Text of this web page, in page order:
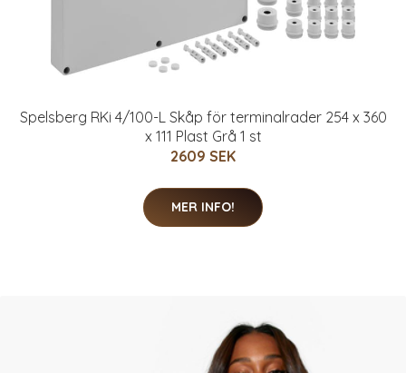
Spelsberg RKi 4/100-L Skåp för terminalrader 254 x 360
x 111 Plast Grå 1 st
2609 SEK
MER INFO!